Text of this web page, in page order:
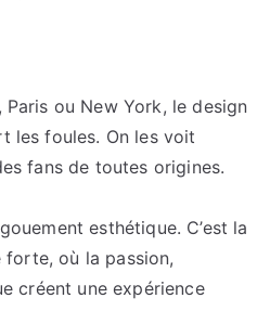
Paris ou New York, le design
les foules. On les voit
fans de toutes origines.
esthétique. C’est la
forte, où la passion,
créent une expérience